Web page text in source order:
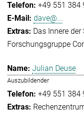
+49 551 384
dave@...
Das Innere
Forschungsgruppe
Julian Deuse
Auszubildender
+49 551 384